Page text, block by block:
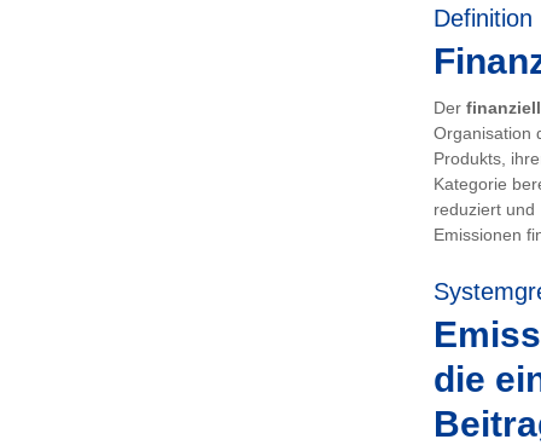
Definition
Der
Organisation
Produkts,
Kategorie
reduziert und
Emissionen
die